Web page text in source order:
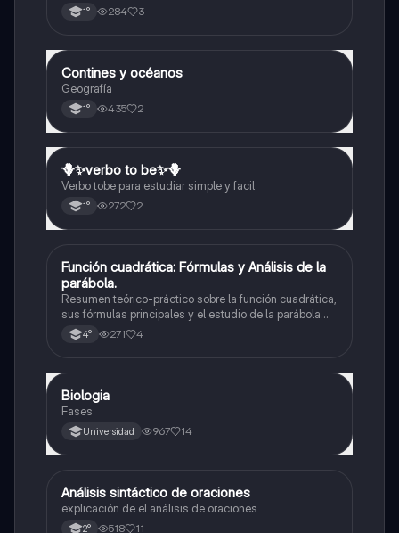
elementos del mapa-definición mapa-localización
relativa y absoluta
1° 284 3
Geografía
Contines y océanos
Geografía
1° 435 2
Inglés
🪻✨️verbo to be✨️🪻
Verbo tobe para estudiar simple y facil
1° 272 2
Matemáticas
Función cuadrática: Fórmulas y Análisis de la
parábola.
Resumen teórico-práctico sobre la función cuadrática,
sus fórmulas principales y el estudio de la parábola
como representación gráfica.Incluye desarrollo de la
forma general, cálculo de raíces, vértice y elementos
4° 271 4
Biología
Biologia
Fases
Universidad 967 14
Lengua
Análisis sintáctico de oraciones
explicación de el análisis de oraciones
2° 518 11